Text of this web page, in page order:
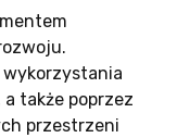
także poprzez
przestrzeni